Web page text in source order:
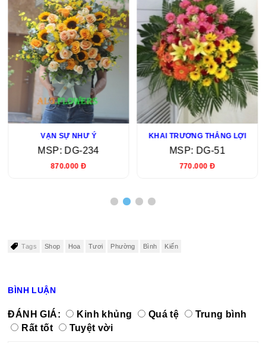
VẠN SỰ NHƯ Ý
MSP: DG-234
870.000 Đ
KHAI TRƯƠNG THẮNG LỢI
MSP: DG-51
770.000 Đ
Tags Shop Hoa Tươi Phường Bình Kiến
BÌNH LUẬN
ĐÁNH GIÁ: Kinh khủng Quá tệ
Trung bình
Rất tốt
Tuyệt vời